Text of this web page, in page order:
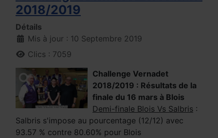
2018/2019
Détails
Mis à jour : 10 Septembre 2019
Clics : 7059
Challenge Vernadet
2018/2019 : Résultats de la
finale du 16 mars à Blois
Demi-finale Blois Vs Salbris :
Salbris s'impose au pourcentage (12/12) avec
93.57 % contre 80.60% pour Blois